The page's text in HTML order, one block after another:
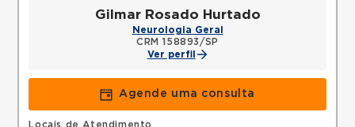
Gilmar Rosado Hurtado
Neurologia Geral
CRM 158893/SP
Ver perfil
Agende uma consulta
Locais de Atendimento